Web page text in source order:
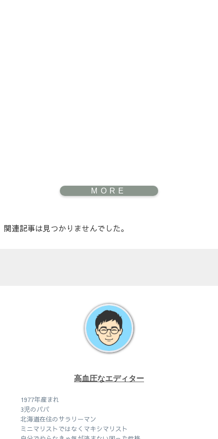
関連記事は見つかりませんでした。
高血圧なエディター
1977年産まれ
3児のパパ
北海道在住のサラリーマン
ミニマリストではなくマキシマリスト